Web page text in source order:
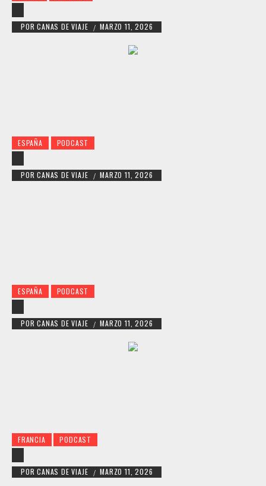
POR CANAS DE VIAJE / MARZO 11, 2026
ESPAÑA PODCAST
POR CANAS DE VIAJE / MARZO 11, 2026
ESPAÑA PODCAST
POR CANAS DE VIAJE / MARZO 11, 2026
FRANCIA PODCAST
POR CANAS DE VIAJE / MARZO 11, 2026